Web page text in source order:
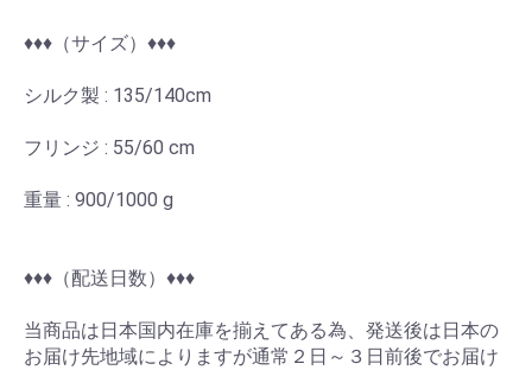
♦︎♦︎♦︎（サイズ）♦︎♦︎♦︎
シルク製 : 135/140cm
フリンジ : 55/60 cm
重量 : 900/1000 g
♦︎♦︎♦︎（配送日数）♦︎♦︎♦︎
当商品は日本国内在庫を揃えてある為、発送後は日本の
お届け先地域によりますが通常２日～３日前後でお届け